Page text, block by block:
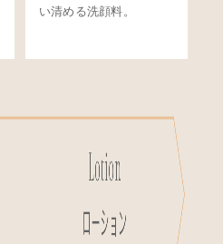
い清める洗顔料。